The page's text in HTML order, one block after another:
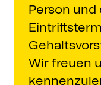
Person
Wir freuen